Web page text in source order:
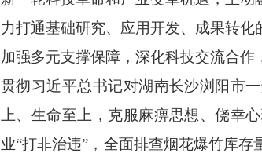
力打通基础研究、应用开发、成果转
加强多元支撑保障，深化科技交流合
贯彻习近平总书记对湖南长沙浏阳市
上、生命至上，克服麻痹思想、侥幸
业“打非治违”，全面排查烟花爆竹库